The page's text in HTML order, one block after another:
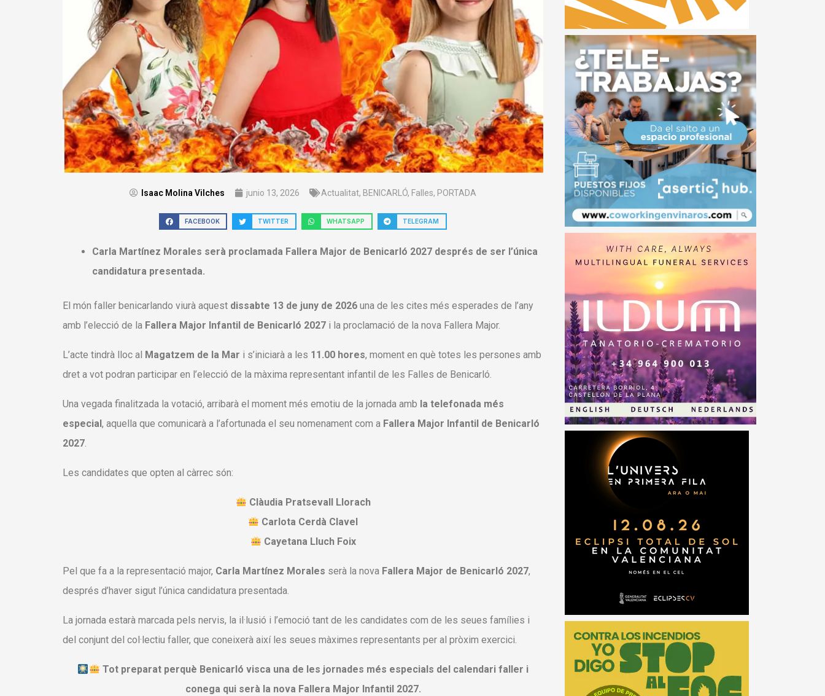
Isaac Molina Vilches junio 13, 2026 Actualitat, BENICARLÓ, Falles, PORTADA
FACEBOOK TWITTER WHATSAPP TELEGRAM
Carla Martínez Morales serà proclamada Fallera Major de Benicarló 2027 després de ser l’única
candidatura presentada.
El món faller benicarlando viurà aquest dissabte 13 de juny de 2026 una de les cites més esperades de l’any
amb l’elecció de la Fallera Major Infantil de Benicarló 2027 i la proclamació de la nova Fallera Major.
L’acte tindrà lloc al Magatzem de la Mar i s’iniciarà a les 11.00 hores, moment en què totes les persones amb
dret a vot podran participar en l’elecció de la màxima representant infantil de les Falles de Benicarló.
Una vegada finalitzada la votació, arribarà el moment més emotiu de la jornada amb la telefonada més
especial, aquella que comunicarà a l’afortunada el seu nomenament com a Fallera Major Infantil de Benicarló
2027.
Les candidates que opten al càrrec són:
Clàudia Pratsevall Llorach
Carlota Cerdà Clavel
Cayetana Lluch Foix
Pel que fa a la representació major, Carla Martínez Morales serà la nova Fallera Major de Benicarló 2027,
després d’haver sigut l’única candidatura presentada.
La jornada estarà marcada pels nervis, la il·lusió i l’emoció tant de les candidates com de les seues famílies i
del conjunt del col·lectiu faller, que coneixerà així les seues màximes representants per al pròxim exercici.
Tot preparat perquè Benicarló visca una de les jornades més especials del calendari faller i
conega qui serà la nova Fallera Major Infantil 2027.